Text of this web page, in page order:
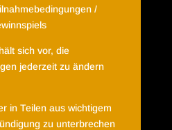
/
sich vor, die
jederzeit zu ändern
in Teilen aus wichtigem
zu unterbrechen